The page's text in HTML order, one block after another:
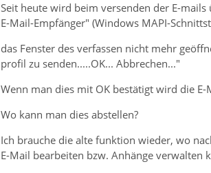
Seit heute wird beim versenden der E-
E-Mail-Empfänger" (Windows MAPI-
das Fenster des verfassen nicht mehr
profil zu senden.....OK... Abbrechen..."
Wenn man dies mit OK bestätigt wird die
Wo kann man dies abstellen?
Ich brauche die alte funktion wieder, wo
E-Mail bearbeiten bzw. Anhänge verwalten